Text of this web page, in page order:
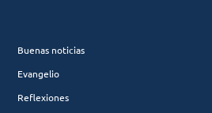
Buenas noticias
Evangelio
Reflexiones